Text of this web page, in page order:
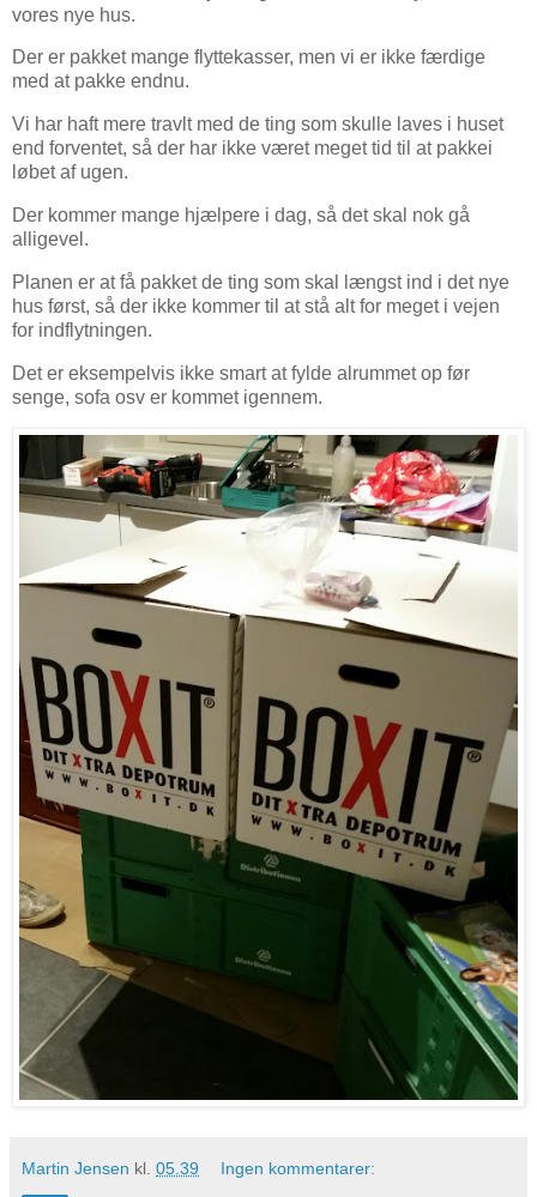
vores nye hus.
Der er pakket mange flyttekasser, men vi er ikke færdige
med at pakke endnu.
Vi har haft mere travlt med de ting som skulle laves i huset
end forventet, så der har ikke været meget tid til at pakkei
løbet af ugen.
Der kommer mange hjælpere i dag, så det skal nok gå
alligevel.
Planen er at få pakket de ting som skal længst ind i det nye
hus først, så der ikke kommer til at stå alt for meget i vejen
for indflytningen.
Det er eksempelvis ikke smart at fylde alrummet op før
senge, sofa osv er kommet igennem.
Martin Jensen kl. 05.39 Ingen kommentarer: